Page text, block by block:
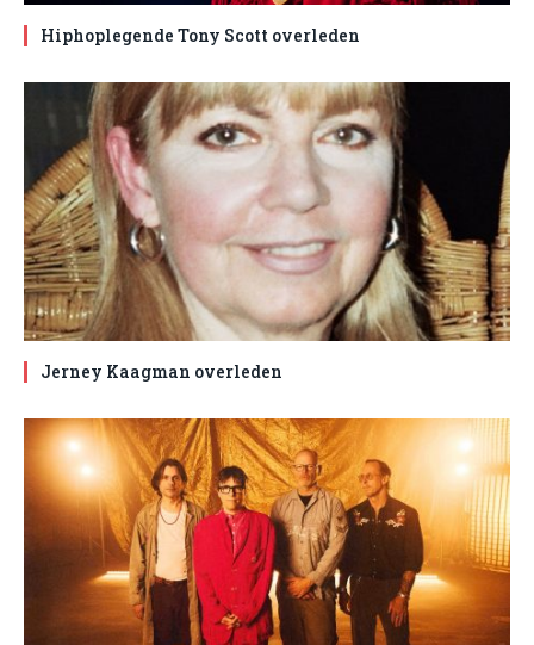
Hiphoplegende Tony Scott overleden
Jerney Kaagman overleden